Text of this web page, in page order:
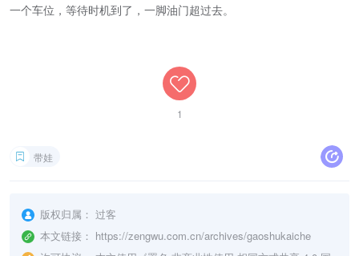
一个车位，等待时机到了，一脚油门超过去。
1
带娃
版权归属： 过客
本文链接： https://zengwu.com.cn/archives/gaoshukaiche